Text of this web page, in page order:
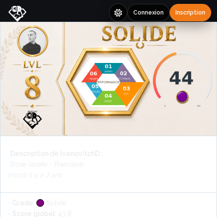
Connexion Inscription